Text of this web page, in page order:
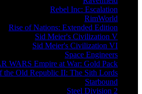
Rebel Inc: Escalation
RimWorld
Rise of Nations: Extended Edition
Sid Meier's Civilization V
Sid Meier's Civilization VI
Space Engineers
WARS Empire at War: Gold Pack
Old Republic II: The Sith Lords
Starbound
Steel Division 2